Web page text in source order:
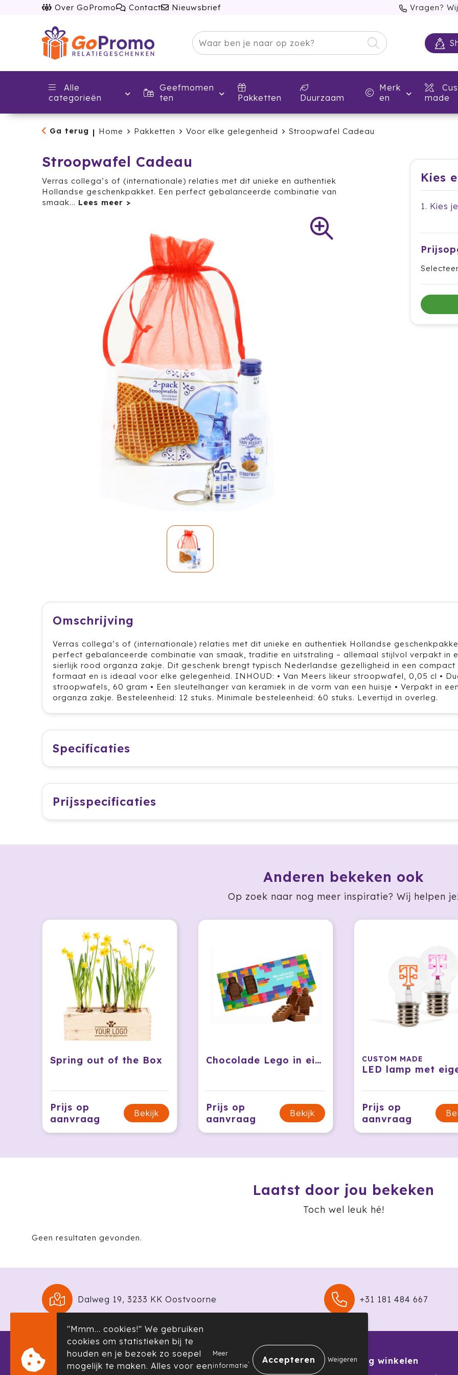
Over GoPromo Contact Nieuwsbrief Vragen?
Alle
categorieën
Geefmomen
ten
Pakketten Duurzaam
Merk
en
made
Ga terug | Home Pakketten Voor elke gelegenheid Stroopwafel Cadeau
Stroopwafel Cadeau
Verras collega’s of (internationale) relaties met dit unieke en authentiek
Hollandse geschenkpakket. Een perfect gebalanceerde combinatie van
smaak...
Kies
1. Kies
Omschrijving
Verras collega’s of (internationale) relaties met dit unieke en authentiek Hollandse
perfect gebalanceerde combinatie van smaak, traditie en uitstraling – allemaal stijlvol verpakt in
sierlijk rood organza zakje. Dit geschenk brengt typisch Nederlandse gezelligheid in een compact
formaat en is ideaal voor elke gelegenheid. INHOUD: • Van Meers likeur stroopwafel, 0,05 cl •
stroopwafels, 60 gram • Een sleutelhanger van keramiek in de vorm van een huisje • Verpakt in
organza zakje. Besteleenheid: 12 stuks. Minimale besteleenheid: 60 stuks. Levertijd in overleg.
Specificaties
Prijsspecificaties
Anderen bekeken ook
Op zoek naar nog meer inspiratie? Wij helpen
Spring out of the Box
Prijs op
aanvraag
Bekijk
Chocolade Lego in eigen verpakking
Prijs op
aanvraag
Bekijk
CUSTOM MADE
Prijs op
aanvraag
Laatst door jou bekeken
Toch wel leuk hé!
Geen resultaten gevonden.
Dalweg 19, 3233 KK Oostvoorne +31 181 484 667
Informatie Klantenservice Veilig winkelen
"Mmm... cookies!" We gebruiken
cookies om statistieken bij te
houden en je bezoek zo soepel
mogelijk te maken. Alles voor een
Meer
informatie
. Weigeren